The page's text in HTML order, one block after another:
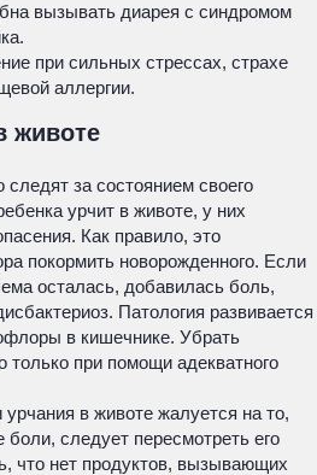
вызывать диарея с синдромом
при сильных стрессах, страхе
аллергии.
животе
за состоянием своего
урчит в животе, у них
Как правило, это
покормить новорожденного. Если
осталась, добавилась боль,
Патология развивается
в кишечнике. Убрать
при помощи адекватного
урчания в животе жалуется на то,
следует пересмотреть его
что нет продуктов, вызывающих